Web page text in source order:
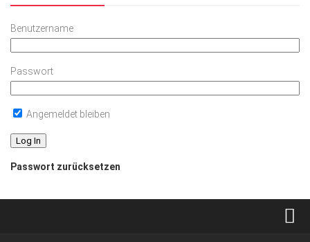
Benutzername
Passwort
Angemeldet bleiben
Passwort zurücksetzen